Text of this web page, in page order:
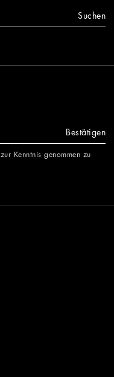
Suchen
Bestätigen
zur Kenntnis genommen zu